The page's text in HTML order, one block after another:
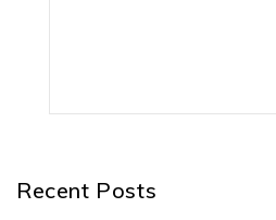
Recent Posts